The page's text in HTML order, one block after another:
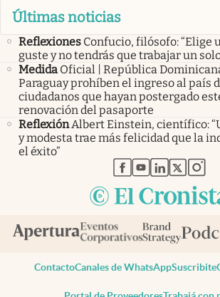
Últimas noticias
Reflexiones Confucio, filósofo: “Elige
guste y no tendrás que trabajar un
Medida Oficial | República
Paraguay prohíben el ingreso al país
ciudadanos que hayan postergado
renovación del pasaporte
ReflexiónAlbert Einstein, científico:
y modesta trae más felicidad que la
el éxito”
abre en nueva
abre en nueva
abre en
abre
ContactoCanales de WhatsAppSuscribite